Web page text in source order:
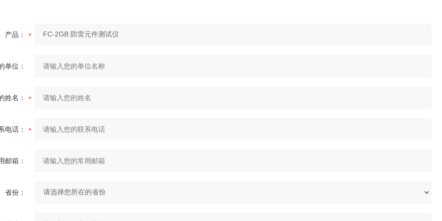
产品：
单位：
姓名：
电话：
邮箱：
省份：